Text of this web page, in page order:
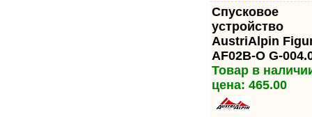
Спусковое
устройство
AustriAlpin
AF02B-O G-
Товар в
цена: 465.00